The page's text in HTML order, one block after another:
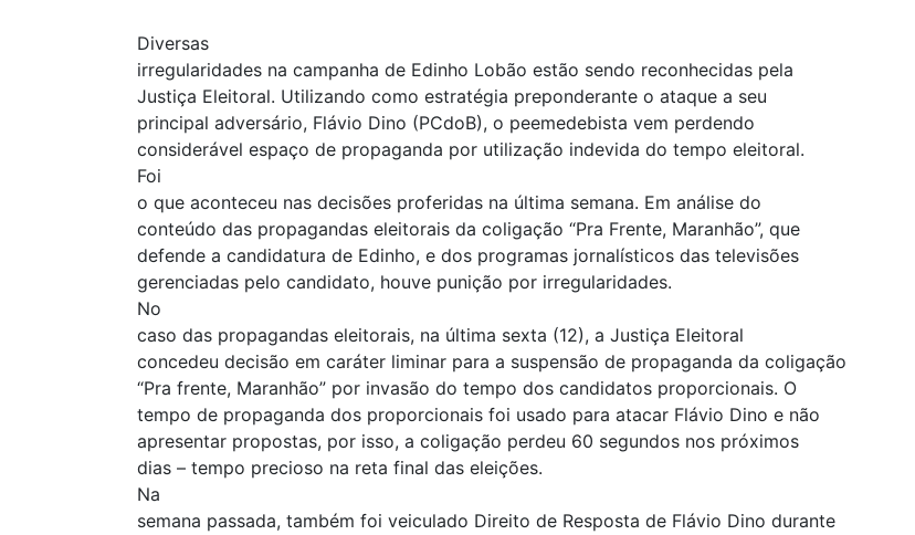
Diversas
irregularidades na campanha de Edinho Lobão estão sendo reconhecidas pela
Justiça Eleitoral. Utilizando como estratégia preponderante o ataque a seu
principal adversário, Flávio Dino (PCdoB), o peemedebista vem perdendo
considerável espaço de propaganda por utilização indevida do tempo eleitoral.
Foi
o que aconteceu nas decisões proferidas na última semana. Em análise do
conteúdo das propagandas eleitorais da coligação “Pra Frente, Maranhão”, que
defende a candidatura de Edinho, e dos programas jornalísticos das televisões
gerenciadas pelo candidato, houve punição por irregularidades.
No
caso das propagandas eleitorais, na última sexta (12), a Justiça Eleitoral
concedeu decisão em caráter liminar para a suspensão de propaganda da coligação
“Pra frente, Maranhão” por invasão do tempo dos candidatos proporcionais. O
tempo de propaganda dos proporcionais foi usado para atacar Flávio Dino e não
apresentar propostas, por isso, a coligação perdeu 60 segundos nos próximos
dias – tempo precioso na reta final das eleições.
Na
semana passada, também foi veiculado Direito de Resposta de Flávio Dino durante